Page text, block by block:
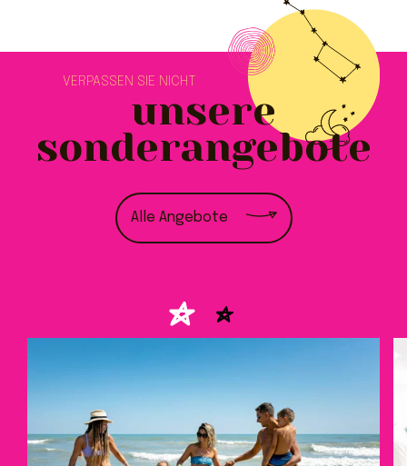
VERPASSEN SIE NICHT
unsere
sonderangebote
Alle Angebote